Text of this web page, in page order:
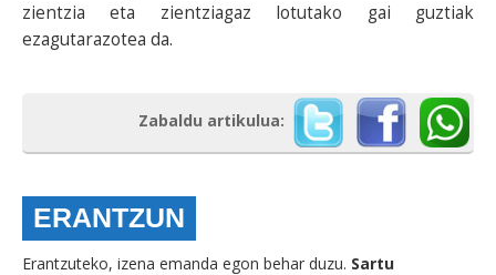
zientzia eta zientziagaz lotutako gai guztiak
ezagutarazotea da.
Zabaldu artikulua:
ERANTZUN
Erantzuteko, izena emanda egon behar duzu. Sartu